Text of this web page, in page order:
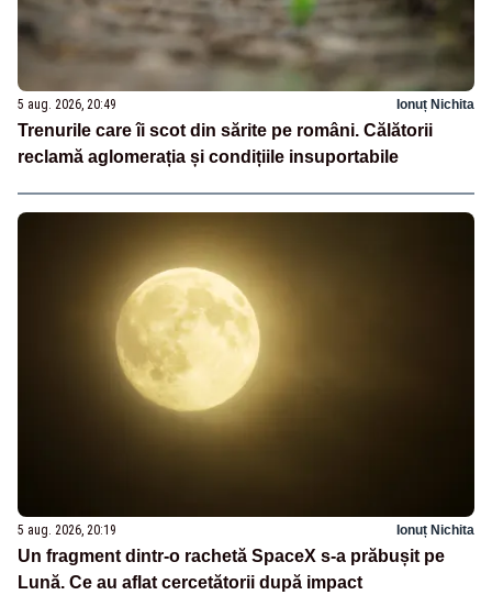
5 aug. 2026, 20:49 Ionuț Nichita
Trenurile care îi scot din sărite pe români. Călătorii
reclamă aglomerația și condițiile insuportabile
5 aug. 2026, 20:19 Ionuț Nichita
Un fragment dintr-o rachetă SpaceX s-a prăbușit pe
Lună. Ce au aflat cercetătorii după impact